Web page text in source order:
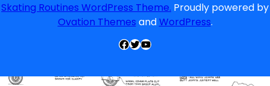
Skating Routines WordPress Theme. Proudly powered by
Ovation Themes andWordPress.
Facebook
Twitter
YouTube